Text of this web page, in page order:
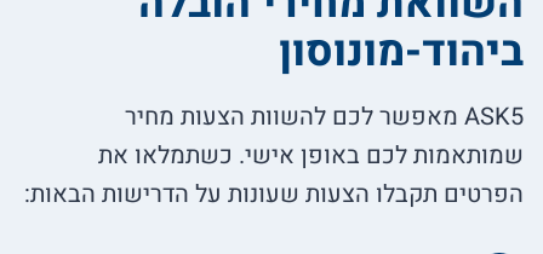
ביהוד-מונוסון
ASK5 מאפשר לכם להשוות הצעות מחיר
שמותאמות לכם באופן אישי. כשתמלאו את
הפרטים תקבלו הצעות שעונות על הדרישות הבאות: